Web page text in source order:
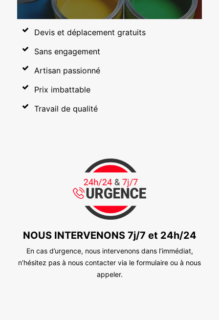
Devis et déplacement gratuits
Sans engagement
Artisan passionné
Prix imbattable
Travail de qualité
NOUS INTERVENONS 7j/7 et 24h/24
En cas d’urgence, nous intervenons dans l’immédiat,
n’hésitez pas à nous contacter via le formulaire ou à nous
appeler.